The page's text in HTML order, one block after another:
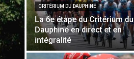
CRITÉRIUM DU DAUPHINÉ
La 6e étape du Critérium du
Dauphiné en direct et en
intégralité